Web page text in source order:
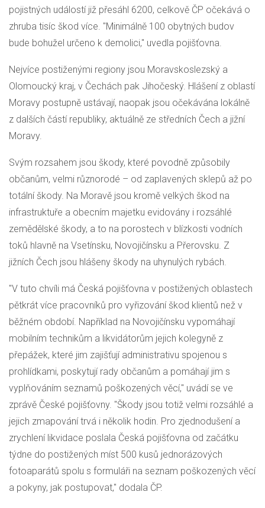
pojistných událostí již přesáhl 6200, celkově ČP očekává o
zhruba tisíc škod více. "Minimálně 100 obytných budov
bude bohužel určeno k demolici," uvedla pojišťovna.
Nejvíce postiženými regiony jsou Moravskoslezský a
Olomoucký kraj, v Čechách pak Jihočeský. Hlášení z oblastí
Moravy postupně ustávají, naopak jsou očekávána lokálně
z dalších částí republiky, aktuálně ze středních Čech a jižní
Moravy.
Svým rozsahem jsou škody, které povodně způsobily
občanům, velmi různorodé – od zaplavených sklepů až po
totální škody. Na Moravě jsou kromě velkých škod na
infrastruktuře a obecním majetku evidovány i rozsáhlé
zemědělské škody, a to na porostech v blízkosti vodních
toků hlavně na Vsetínsku, Novojičínsku a Přerovsku. Z
jižních Čech jsou hlášeny škody na uhynulých rybách.
"V tuto chvíli má Česká pojišťovna v postižených oblastech
pětkrát více pracovníků pro vyřizování škod klientů než v
běžném období. Například na Novojičínsku vypomáhají
mobilním technikům a likvidátorům jejich kolegyně z
přepážek, které jim zajišťují administrativu spojenou s
prohlídkami, poskytují rady občanům a pomáhají jim s
vyplňováním seznamů poškozených věcí," uvádí se ve
zprávě České pojišťovny. "Škody jsou totiž velmi rozsáhlé a
jejich zmapování trvá i několik hodin. Pro zjednodušení a
zrychlení likvidace poslala Česká pojišťovna od začátku
týdne do postižených míst 500 kusů jednorázových
fotoaparátů spolu s formuláři na seznam poškozených věcí
a pokyny, jak postupovat," dodala ČP.